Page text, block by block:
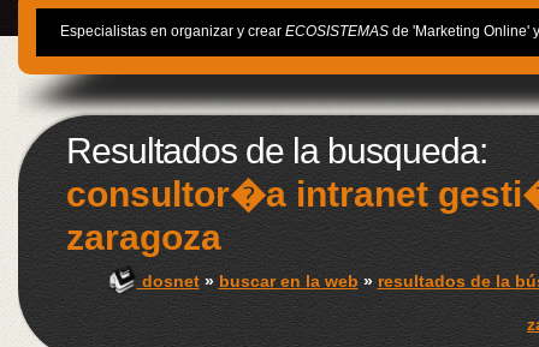
Especialistas en organizar y crear ECOSISTEMAS de 'Marketing Online'
Resultados de la busqueda:
consultor�a intranet
zaragoza
dosnet» buscar en la web» resultados de la